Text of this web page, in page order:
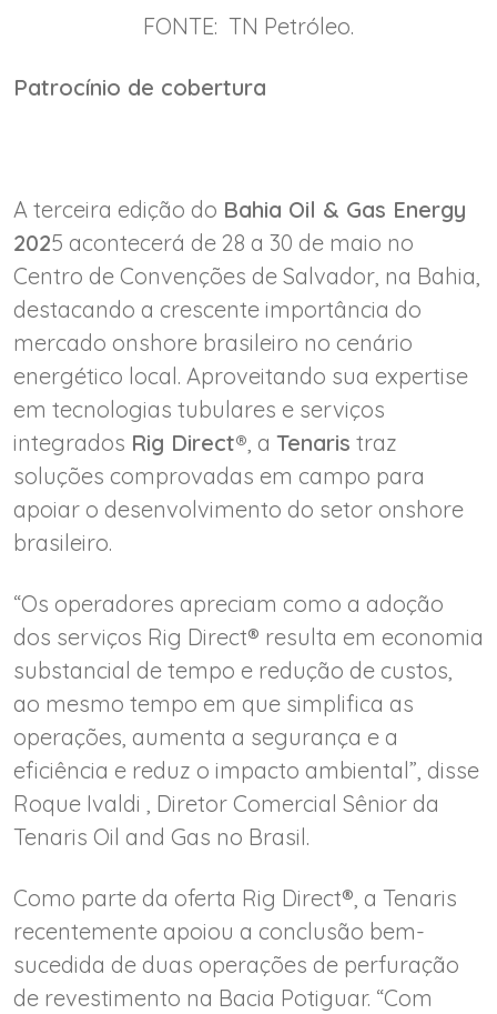
FONTE: TN Petróleo.
Patrocínio de cobertura
A terceira edição do Bahia Oil & Gas Energy
2025 acontecerá de 28 a 30 de maio no
Centro de Convenções de Salvador, na Bahia,
destacando a crescente importância do
mercado onshore brasileiro no cenário
energético local. Aproveitando sua expertise
em tecnologias tubulares e serviços
integrados Rig Direct® , a Tenaris traz
soluções comprovadas em campo para
apoiar o desenvolvimento do setor onshore
brasileiro.
“Os operadores apreciam como a adoção
dos serviços Rig Direct® resulta em economia
substancial de tempo e redução de custos,
ao mesmo tempo em que simplifica as
operações, aumenta a segurança e a
eficiência e reduz o impacto ambiental”, disse
Roque Ivaldi , Diretor Comercial Sênior da
Tenaris Oil and Gas no Brasil.
Como parte da oferta Rig Direct®, a Tenaris
recentemente apoiou a conclusão bem-
sucedida de duas operações de perfuração
de revestimento na Bacia Potiguar. “Com